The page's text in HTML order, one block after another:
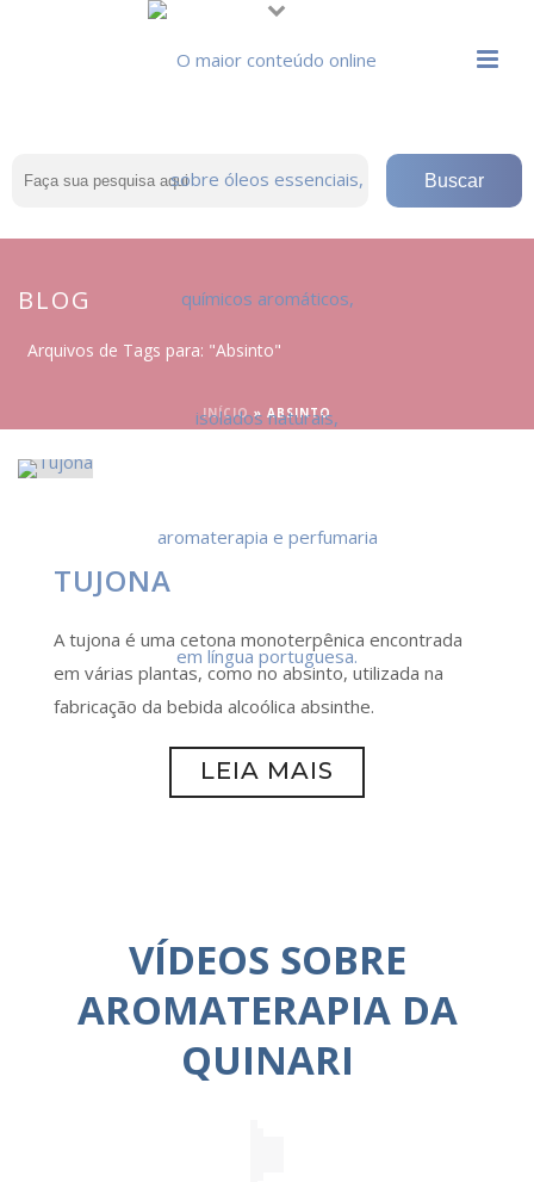
BLOG
Arquivos de Tags para: "Absinto"
INÍCIO» ABSINTO
TUJONA
A tujona é uma cetona monoterpênica encontrada
em várias plantas, como no absinto, utilizada na
fabricação da bebida alcoólica absinthe.
LEIA MAIS
VÍDEOS SOBRE
AROMATERAPIA DA
QUINARI